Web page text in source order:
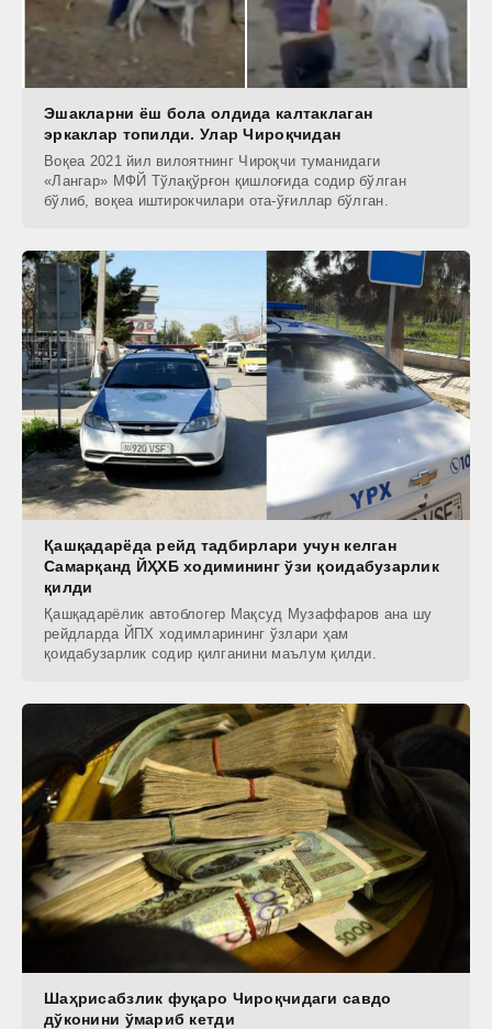
Эшакларни ёш бола олдида калтаклаган
эркаклар топилди. Улар Чироқчидан
Воқеа 2021 йил вилоятнинг Чироқчи туманидаги
«Лангар» МФЙ Тўлақўрғон қишлоғида содир бўлган
бўлиб, воқеа иштирокчилари ота-ўғиллар бўлган.
Қашқадарёда рейд тадбирлари учун келган
Самарқанд ЙҲХБ ходимининг ўзи қоидабузарлик
қилди
Қашқадарёлик автоблогер Мақсуд Музаффаров ана шу
рейдларда ЙПХ ходимларининг ўзлари ҳам
қоидабузарлик содир қилганини маълум қилди.
Шаҳрисабзлик фуқаро Чироқчидаги савдо
дўконини ўмариб кетди